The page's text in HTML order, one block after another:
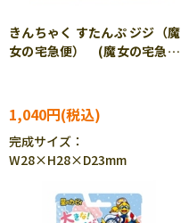
きんちゃく すたんぷ ジジ（魔
女の宅急便） (魔女の宅急
1,040円
完成サイズ：
W28×H28×D23mm